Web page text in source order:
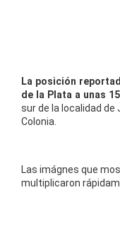
La posición
de la Plata a unas
sur de la localidad
Colonia.
Las imágnes que
multiplicaron